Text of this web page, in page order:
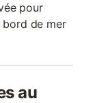
pour
bord de mer
au